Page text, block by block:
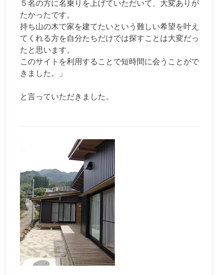
５名の方に名乗りを上げていただいて、大変ありが
たかったです。
持ち山の木で家を建てたいという難しい希望を叶え
てくれる方を自分たちだけでは探すことは大変だっ
たと思います。
このサイトを利用することで短時間に会うことがで
きました。」
と言っていただきました。